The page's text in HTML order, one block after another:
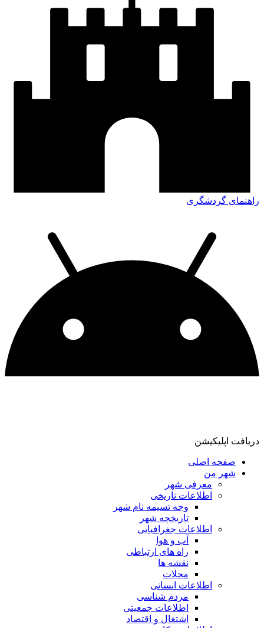
راهنمای گردشگری
دریافت اپلیکیشن
صفحه اصلی
شهر من
معرفی شهر
اطلاعات تاریخی
وجه تسیمه نام شهر
تاریخچه شهر
اطلاعات جغرافیایی
آب و هوا
راه های ارتباطی
نقشه ها
محلات
اطلاعات انسانی
مردم شناسی
اطلاعات جمعیتی
اشتغال و اقتصاد